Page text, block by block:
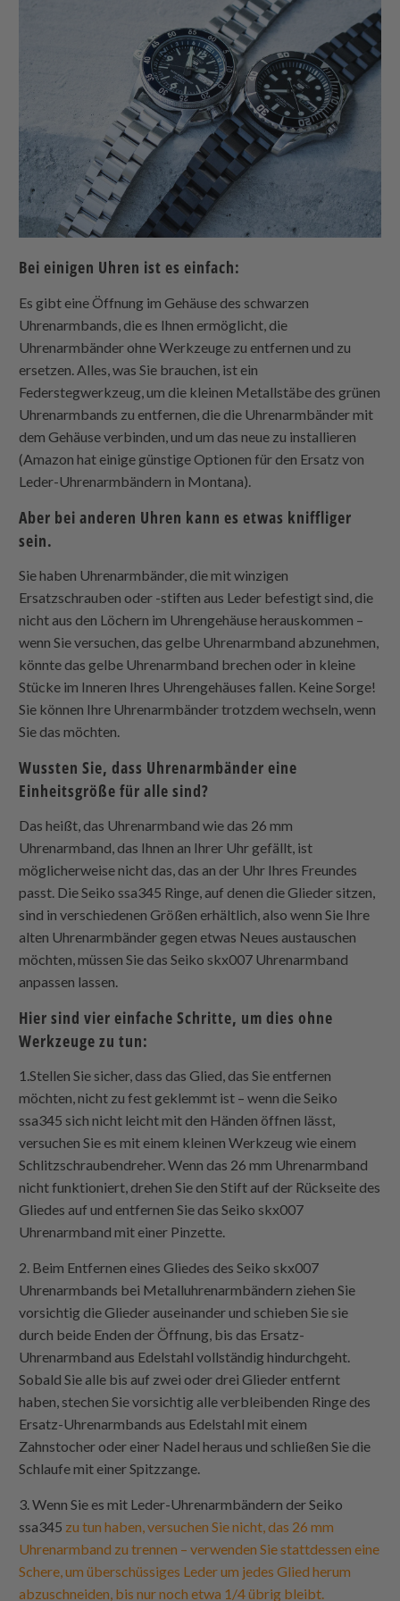
Bei einigen Uhren ist es einfach:
Es gibt eine Öffnung im Gehäuse des schwarzen
Uhrenarmbands, die es Ihnen ermöglicht, die
Uhrenarmbänder ohne Werkzeuge zu entfernen und zu
ersetzen. Alles, was Sie brauchen, ist ein
Federstegwerkzeug, um die kleinen Metallstäbe des grünen
Uhrenarmbands zu entfernen, die die Uhrenarmbänder mit
dem Gehäuse verbinden, und um das neue zu installieren
(Amazon hat einige günstige Optionen für den Ersatz von
Leder-Uhrenarmbändern in Montana).
Aber bei anderen Uhren kann es etwas kniffliger
sein.
Sie haben Uhrenarmbänder, die mit winzigen
Ersatzschrauben oder -stiften aus Leder befestigt sind, die
nicht aus den Löchern im Uhrengehäuse herauskommen –
wenn Sie versuchen, das gelbe Uhrenarmband abzunehmen,
könnte das gelbe Uhrenarmband brechen oder in kleine
Stücke im Inneren Ihres Uhrengehäuses fallen. Keine Sorge!
Sie können Ihre Uhrenarmbänder trotzdem wechseln, wenn
Sie das möchten.
Wussten Sie, dass Uhrenarmbänder eine
Einheitsgröße für alle sind?
Das heißt, das Uhrenarmband wie das 26 mm
Uhrenarmband, das Ihnen an Ihrer Uhr gefällt, ist
möglicherweise nicht das, das an der Uhr Ihres Freundes
passt. Die Seiko ssa345 Ringe, auf denen die Glieder sitzen,
sind in verschiedenen Größen erhältlich, also wenn Sie Ihre
alten Uhrenarmbänder gegen etwas Neues austauschen
möchten, müssen Sie das Seiko skx007 Uhrenarmband
anpassen lassen.
Hier sind vier einfache Schritte, um dies ohne
Werkzeuge zu tun:
1.Stellen Sie sicher, dass das Glied, das Sie entfernen
möchten, nicht zu fest geklemmt ist – wenn die Seiko
ssa345 sich nicht leicht mit den Händen öffnen lässt,
versuchen Sie es mit einem kleinen Werkzeug wie einem
Schlitzschraubendreher. Wenn das 26 mm Uhrenarmband
nicht funktioniert, drehen Sie den Stift auf der Rückseite des
Gliedes auf und entfernen Sie das Seiko skx007
Uhrenarmband mit einer Pinzette.
2. Beim Entfernen eines Gliedes des Seiko skx007
Uhrenarmbands bei Metalluhrenarmbändern ziehen Sie
vorsichtig die Glieder auseinander und schieben Sie sie
durch beide Enden der Öffnung, bis das Ersatz-
Uhrenarmband aus Edelstahl vollständig hindurchgeht.
Sobald Sie alle bis auf zwei oder drei Glieder entfernt
haben, stechen Sie vorsichtig alle verbleibenden Ringe des
Ersatz-Uhrenarmbands aus Edelstahl mit einem
Zahnstocher oder einer Nadel heraus und schließen Sie die
Schlaufe mit einer Spitzzange.
3. Wenn Sie es mit Leder-Uhrenarmbändern der Seiko
ssa345 zu tun haben, versuchen Sie nicht, das 26 mm
Uhrenarmband zu trennen – verwenden Sie stattdessen eine
Schere, um überschüssiges Leder um jedes Glied herum
abzuschneiden, bis nur noch etwa 1/4 übrig bleibt.